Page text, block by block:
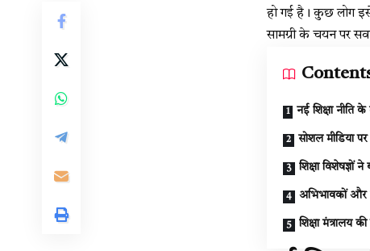
हो गई है। कुछ लोग
सामग्री के चयन पर
नई शिक्षा नीति
सोशल मीडिया पर
शिक्षा विशेषज्ञों ने
अभिभावकों और
शिक्षा मंत्रालय